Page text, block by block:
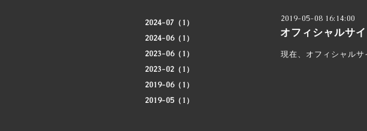
2024-07（1）
2024-06（1）
2023-06（1）
2023-02（1）
2019-06（1）
2019-05（1）
2019-05-08 16:14:00
オフィシャルサ
現在、オフィシャルサ